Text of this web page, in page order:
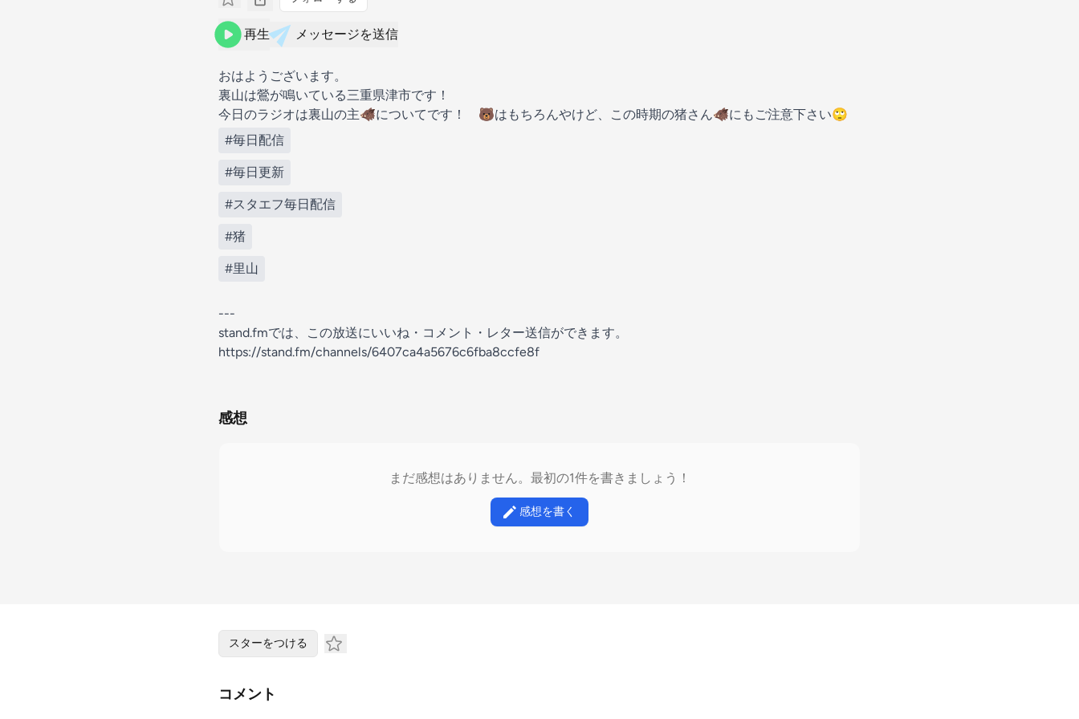
再生 メッセージを送信
おはようございます。
裏山は鶯が鳴いている三重県津市です！
今日のラジオは裏山の主🐗についてです！ 🐻はもちろんやけど、この時期の猪さん🐗にもご注意下さい🙄
#毎日配信
#毎日更新
#スタエフ毎日配信
#猪
#里山
---
stand.fmでは、この放送にいいね・コメント・レター送信ができます。
https://stand.fm/channels/6407ca4a5676c6fba8ccfe8f
感想
まだ感想はありません。最初の1件を書きましょう！
感想を書く
スターをつける
コメント